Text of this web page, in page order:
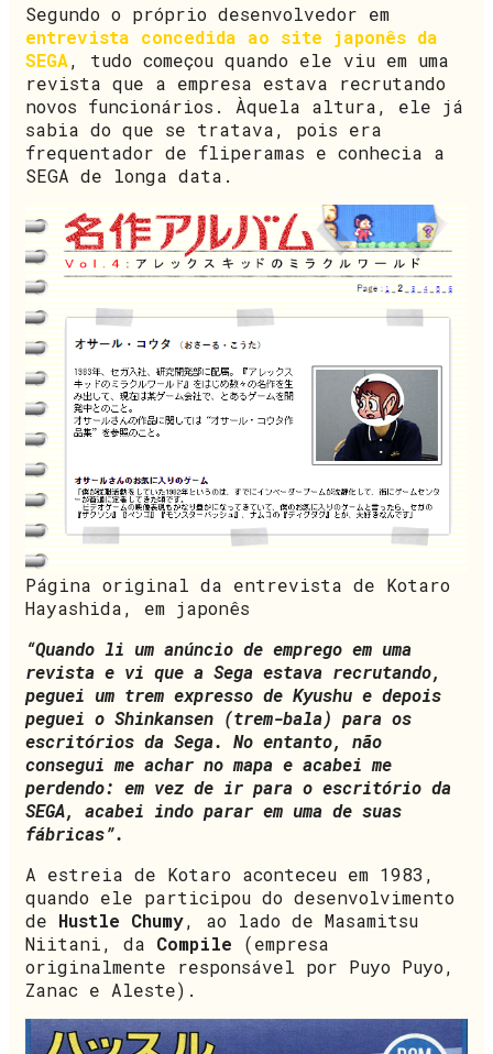
Segundo o próprio desenvolvedor em
entrevista concedida ao site japonês da
SEGA, tudo começou quando ele viu em uma
revista que a empresa estava recrutando
novos funcionários. Àquela altura, ele já
sabia do que se tratava, pois era
frequentador de fliperamas e conhecia a
SEGA de longa data.
Página original da entrevista de Kotaro
Hayashida, em japonês
“Quando li um anúncio de emprego em uma
revista e vi que a Sega estava recrutando,
peguei um trem expresso de Kyushu e depois
peguei o Shinkansen (trem-bala) para os
escritórios da Sega. No entanto, não
consegui me achar no mapa e acabei me
perdendo: em vez de ir para o escritório da
SEGA, acabei indo parar em uma de suas
fábricas”.
A estreia de Kotaro aconteceu em 1983,
quando ele participou do desenvolvimento
de Hustle Chumy, ao lado de Masamitsu
Niitani, da Compile (empresa
originalmente responsável por Puyo Puyo,
Zanac e Aleste).